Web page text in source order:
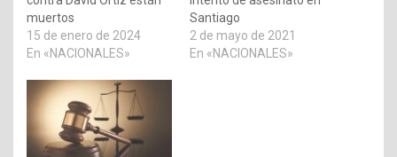
muertos
15 de enero de 2024
En «NACIONALES»
Santiago
2 de mayo de 2021
En «NACIONALES»